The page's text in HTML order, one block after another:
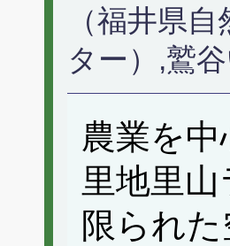
（福井県
ター）,鷲
農業を
里地里
限られ